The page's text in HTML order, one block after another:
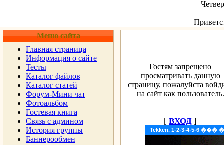
Меню сайта
Главная страница
Информация о сайте
Тесты
Каталог файлов
Каталог статей
Форум-Мини чат
Фотоальбом
Гостевая книга
Cвязь с админом
История группы
Баннерообмен
Tekken. 1-2-3-4-5-6
Гостям запрещено
просматривать данную
страницу, пожалуйста
на сайт как пользователь.
[ ВХОД ]